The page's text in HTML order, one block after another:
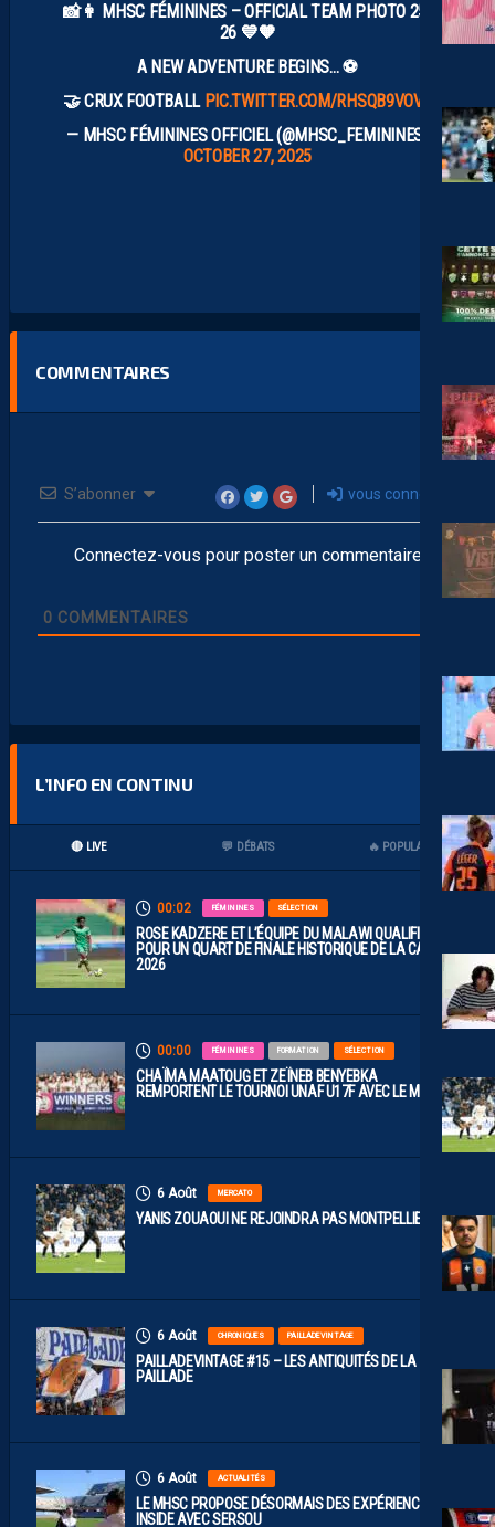
📸👩 MHSC FÉMININES – OFFICIAL TEAM PHOTO 25-
26 💙🧡
A NEW ADVENTURE BEGINS… ⚽️
🤝 CRUX FOOTBALL PIC.TWITTER.COM/RHSQB9VOVX
— MHSC FÉMININES OFFICIEL (@MHSC_FEMININES)
OCTOBER 27, 2025
COMMENTAIRES
S’abonner vous connecter
Connectez-vous pour poster un commentaire
0 COMMENTAIRES
L’INFO EN CONTINU
🔴 LIVE 💬 DÉBATS 🔥 POPULAIRES
00:02 FÉMININES SÉLECTION
ROSE KADZERE ET L’ÉQUIPE DU MALAWI QUALIFIÉES
POUR UN QUART DE FINALE HISTORIQUE DE LA CAN
2026
00:00 FÉMININES FORMATION SÉLECTION
CHAÏMA MAATOUG ET ZEÏNEB BENYEBKA
REMPORTENT LE TOURNOI UNAF U17F AVEC LE MAROC
6 Août MERCATO
YANIS ZOUAOUI NE REJOINDRA PAS MONTPELLIER…
6 Août CHRONIQUES PAILLADEVINTAGE
PAILLADEVINTAGE #15 – LES ANTIQUITÉS DE LA
PAILLADE
6 Août ACTUALITÉS
LE MHSC PROPOSE DÉSORMAIS DES EXPÉRIENCES
INSIDE AVEC SERSOU